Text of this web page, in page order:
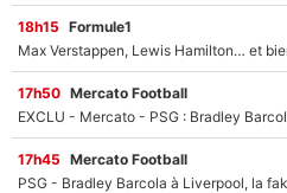
18h15 Formule1
17h50 Mercato Football
EXCLU - Mercato - PSG : Bradley
17h45 Mercato Football
PSG - Bradley Barcola à Liverpool, la